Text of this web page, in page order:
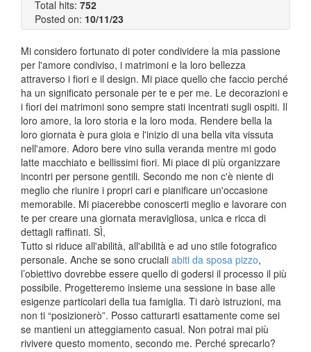
Total hits: 752
Posted on: 10/11/23
Mi considero fortunato di poter condividere la mia passione
per l'amore condiviso, i matrimoni e la loro bellezza
attraverso i fiori e il design. Mi piace quello che faccio perché
ha un significato personale per te e per me. Le decorazioni e
i fiori dei matrimoni sono sempre stati incentrati sugli ospiti. Il
loro amore, la loro storia e la loro moda. Rendere bella la
loro giornata è pura gioia e l'inizio di una bella vita vissuta
nell'amore. Adoro bere vino sulla veranda mentre mi godo
latte macchiato e bellissimi fiori. Mi piace di più organizzare
incontri per persone gentili. Secondo me non c'è niente di
meglio che riunire i propri cari e pianificare un'occasione
memorabile. Mi piacerebbe conoscerti meglio e lavorare con
te per creare una giornata meravigliosa, unica e ricca di
dettagli raffinati. SÌ,
Tutto si riduce all'abilità, all'abilità e ad uno stile fotografico
personale. Anche se sono cruciali abiti da sposa pizzo,
l’obiettivo dovrebbe essere quello di godersi il processo il più
possibile. Progetteremo insieme una sessione in base alle
esigenze particolari della tua famiglia. Ti darò istruzioni, ma
non ti “posizionerò”. Posso catturarti esattamente come sei
se mantieni un atteggiamento casual. Non potrai mai più
rivivere questo momento, secondo me. Perché sprecarlo?